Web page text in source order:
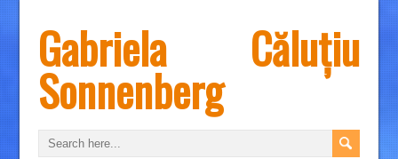
Gabriela Căluțiu
Sonnenberg